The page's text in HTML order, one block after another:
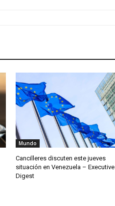
Mundo
Cancilleres discuten este jueves
situación en Venezuela – Executive
Digest